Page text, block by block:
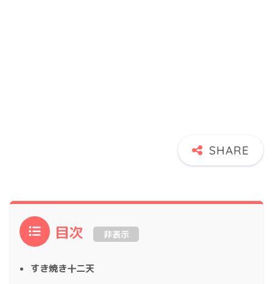
目次 非表示
すき焼き十二天